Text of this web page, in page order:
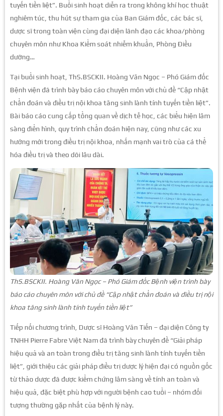
tuyến tiền liệt”. Buổi sinh hoạt diễn ra trong không khí học thuật
nghiêm túc, thu hút sự tham gia của Ban Giám đốc, các bác sĩ,
dược sĩ trong toàn viện cùng đại diện lãnh đạo các khoa/phòng
chuyên môn như Khoa Kiểm soát nhiễm khuẩn, Phòng Điều
dưỡng…
Tại buổi sinh hoạt, ThS.BSCKII. Hoàng Văn Ngọc – Phó Giám đốc
Bệnh viện đã trình bày báo cáo chuyên môn với chủ đề “Cập nhật
chẩn đoán và điều trị nội khoa tăng sinh lành tính tuyến tiền liệt”.
Bài báo cáo cung cấp tổng quan về dịch tễ học, các biểu hiện lâm
sàng điển hình, quy trình chẩn đoán hiện nay, cũng như các xu
hướng mới trong điều trị nội khoa, nhấn mạnh vai trò của cá thể
hóa điều trị và theo dõi lâu dài.
ThS.BSCKII. Hoàng Văn Ngọc – Phó Giám đốc Bệnh viện trình bày
báo cáo chuyên môn với chủ đề “Cập nhật chẩn đoán và điều trị nội
khoa tăng sinh lành tính tuyến tiền liệt”
Tiếp nối chương trình, Dược sĩ Hoàng Văn Tiến – đại diện Công ty
TNHH Pierre Fabre Việt Nam đã trình bày chuyên đề “Giải pháp
hiệu quả và an toàn trong điều trị tăng sinh lành tính tuyến tiền
liệt”, giới thiệu các giải pháp điều trị dược lý hiện đại có nguồn gốc
từ thảo dược đã được kiểm chứng lâm sàng về tính an toàn và
hiệu quả, đặc biệt phù hợp với người bệnh cao tuổi – nhóm đối
tượng thường gặp nhất của bệnh lý này.